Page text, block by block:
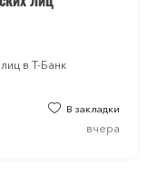
в Т-Банк
В закладки
вчера